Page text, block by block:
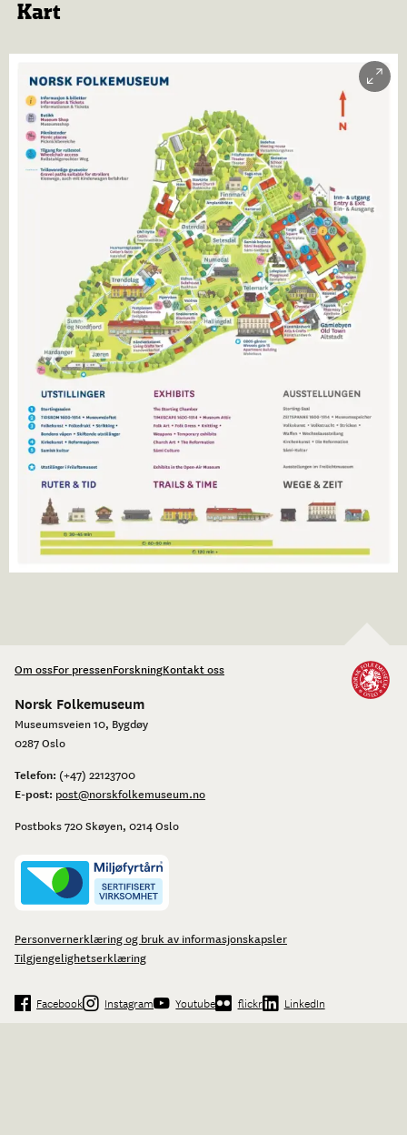
Kart
Om ossFor pressenForskningKontakt oss
Norsk Folkemuseum
Museumsveien 10, Bygdøy
0287 Oslo
Telefon: (+47) 22123700
E-post: post@norskfolkemuseum.no
Postboks 720 Skøyen, 0214 Oslo
Personvernerklæring og bruk av informasjonskapsler
Tilgjengelighetserklæring
Facebook Instagram Youtube flickr LinkedIn